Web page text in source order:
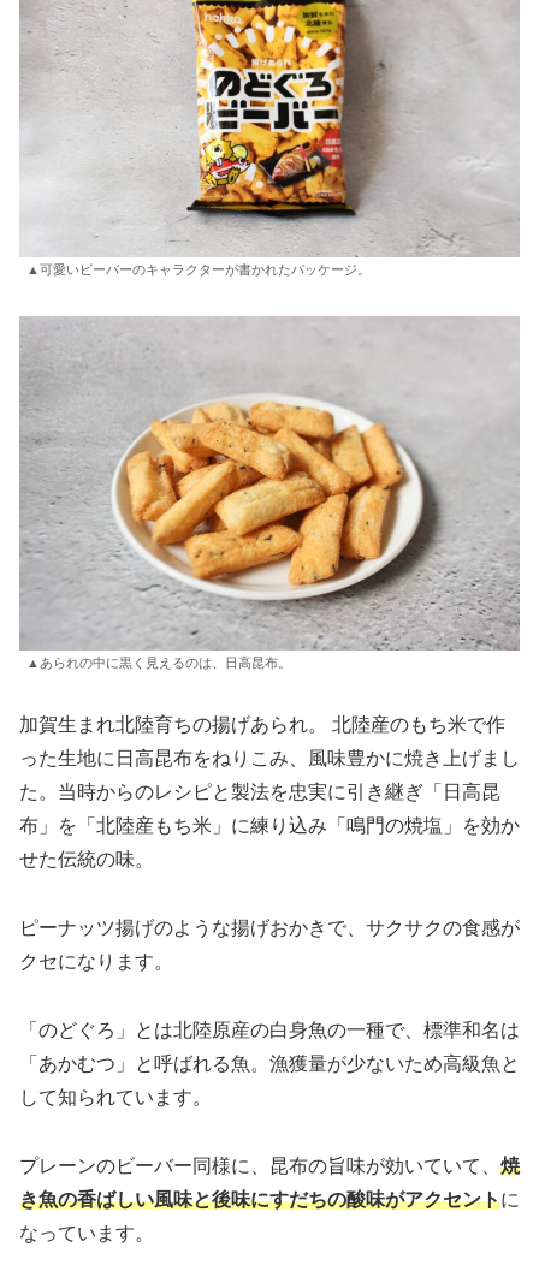
▲可愛いビーバーのキャラクターが書かれたパッケージ。
▲あられの中に黒く見えるのは、日高昆布。
加賀生まれ北陸育ちの揚げあられ。 北陸産のもち米で作
った生地に日高昆布をねりこみ、風味豊かに焼き上げまし
た。当時からのレシピと製法を忠実に引き継ぎ「日高昆
布」を「北陸産もち米」に練り込み「鳴門の焼塩」を効か
せた伝統の味。
ピーナッツ揚げのような揚げおかきで、サクサクの食感が
クセになります。
「のどぐろ」とは北陸原産の白身魚の一種で、標準和名は
「あかむつ」と呼ばれる魚。漁獲量が少ないため高級魚と
して知られています。
プレーンのビーバー同様に、昆布の旨味が効いていて、 焼
き魚の香ばしい風味と後味にすだちの酸味がアクセントに
なっています。